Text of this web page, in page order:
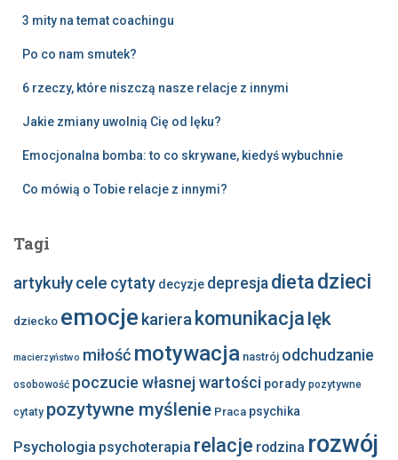
3 mity na temat coachingu
Po co nam smutek?
6 rzeczy, które niszczą nasze relacje z innymi
Jakie zmiany uwolnią Cię od lęku?
Emocjonalna bomba: to co skrywane, kiedyś wybuchnie
Co mówią o Tobie relacje z innymi?
Tagi
artykułycele cytaty decyzje depresja dieta dzieci
dziecko emocje kariera komunikacja lęk
macierzyństwo miłość motywacja nastrój odchudzanie
osobowość poczucie własnej wartości porady pozytywne
cytaty pozytywne myślenie Praca psychika
Psychologia psychoterapia relacje rodzina rozwój